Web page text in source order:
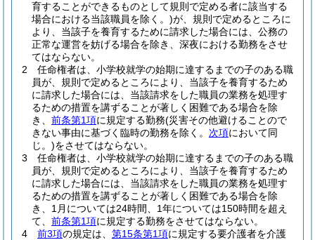
育することができるものとして規則で定める者に該当する
場合における当該職員を除く。)が、規則で定めるところに
より、当該子を養育するために請求した場合には、公務の
正常な運営を妨げる場合を除き、深夜における勤務をさせ
てはならない。
2
任命権者は、小学校就学の始期に達するまでの子のある職
員が、規則で定めるところにより、当該子を養育するため
に請求した場合には、当該請求をした職員の業務を処理す
るための措置を講ずることが著しく困難である場合を除
き、 前条第1項に規定する勤務(災害その他避けることので
きない事由に基づく臨時の勤務を除く。 次項において同
じ。)をさせてはならない。
3
任命権者は、小学校就学の始期に達するまでの子のある職
員が、規則で定めるところにより、当該子を養育するため
に請求した場合には、当該請求をした職員の業務を処理す
るための措置を講ずることが著しく困難である場合を除
き、1月については24時間、1年については150時間を超え
て、 前条第1項に規定する勤務をさせてはならない。
4
前3項の規定は、 第15条第1項に規定する要介護者を介護